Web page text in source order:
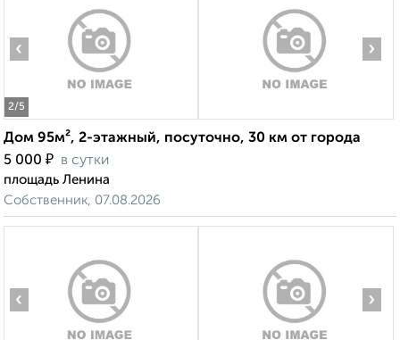
2/5
‹ ›
Дом 95м², 2-этажный, посуточно, 30 км от города
5 000 ₽ в сутки
площадь Ленина
Собственник, 07.08.2026
‹ ›